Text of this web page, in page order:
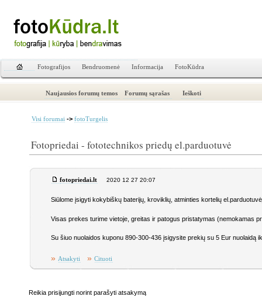
Fotografijos Bendruomenė Informacija FotoKūdra
Naujausios forumų temos Forumų sąrašas Ieškoti
Visi forumai -> fotoTurgelis
Fotopriedai - fototechnikos priedų el.parduotuvė
fotopriedai.lt 2020 12 27 20:07
Siūlome įsigyti kokybiškų baterijų, kroviklių, atminties kortelių
Visas prekes turime vietoje, greitas ir patogus pristatymas (nemokamas
Su šiuo nuolaidos kuponu 890-300-436 įsigysite prekių su 5 Eur nuolaidą
» Atsakyti » Cituoti
Reikia prisijungti norint parašyti atsakymą